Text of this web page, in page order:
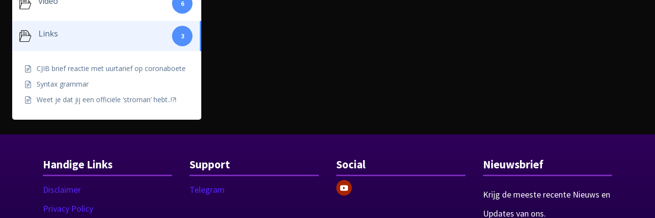
6
Links 3
CJIB brief reactie met uurtarief op coronaboete
Syntax grammar
Weet je dat jij een officiële ‘stroman’ hebt..!?!
Handige Links
Disclaimer
Privacy Policy
Support
Telegram
Social Nieuwsbrief
Krijg de meeste recente Nieuws en
Updates van ons.